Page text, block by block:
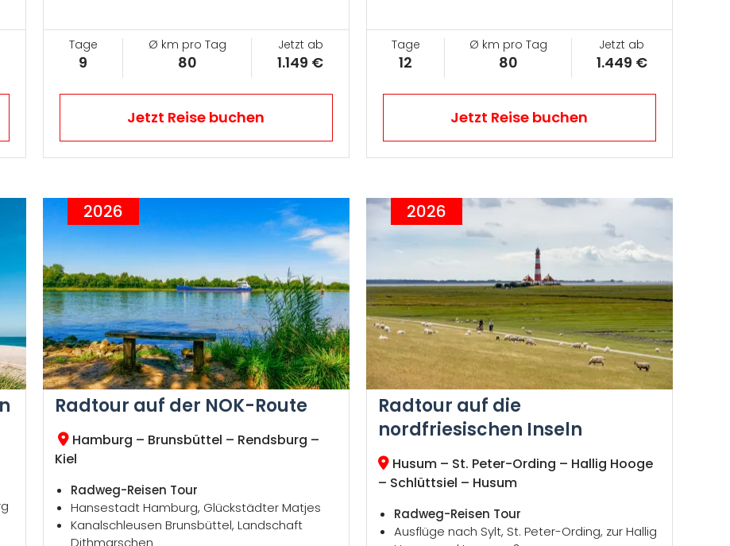
Tage
9
Ø km pro Tag
80
Jetzt ab
1.149 €
Jetzt Reise buchen
Tage
12
Ø km pro Tag
80
Jetzt ab
1.449 €
Jetzt Reise buchen
2026
Radtour auf der NOK-Route
Hamburg – Brunsbüttel – Rendsburg –
Kiel
Radweg-Reisen Tour
Hansestadt Hamburg, Glückstädter Matjes
Kanalschleusen Brunsbüttel, Landschaft
Dithmarschen
2026
Radtour auf die
nordfriesischen Inseln
Husum – St. Peter-Ording – Hallig Hooge
– Schlüttsiel – Husum
Radweg-Reisen Tour
Ausflüge nach Sylt, St. Peter-Ording, zur Hallig